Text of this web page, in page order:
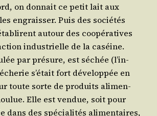
on don­nait ce petit lait aux
engrais­ser. Puis des socié­tés
autour des coopé­ra­tives
indus­trielle de la caséine.
par pré­sure, est séchée (l’in­
s’é­tait fort déve­lop­pée en
toute sorte de pro­duits ali­men­
Elle est ven­due, soit pour
dans des spé­cia­li­tés ali­men­taires,